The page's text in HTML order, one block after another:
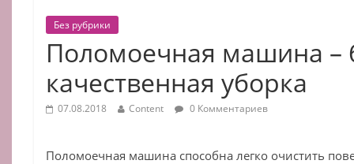
Без рубрики
Поломоечная машина –
качественная уборка
07.08.2018 Content 0 Комментариев
Поломоечная машина способна легко очистить